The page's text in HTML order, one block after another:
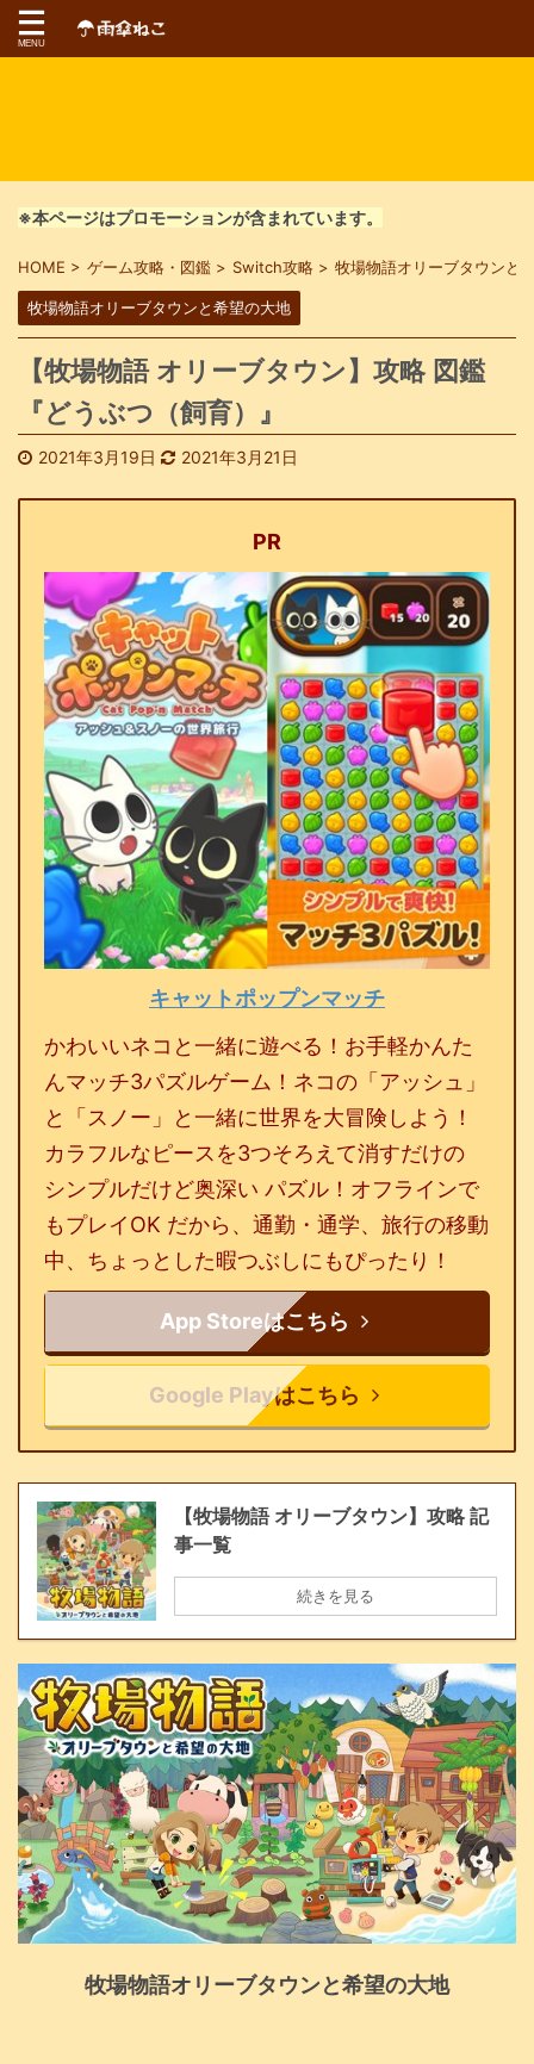
※本ページはプロモーションが含まれています。
HOME > ゲーム攻略・図鑑 > Switch攻略 > 牧場物語オリーブタウンと
牧場物語オリーブタウンと希望の大地
【牧場物語 オリーブタウン】攻略 図鑑
『どうぶつ（飼育）』
2021年3月19日 2021年3月21日
PR
キャットポップンマッチ
かわいいネコと一緒に遊べる！お手軽かんた
んマッチ3パズルゲーム！ネコの「アッシュ」
と「スノー」と一緒に世界を大冒険しよう！
カラフルなピースを3つそろえて消すだけの
シンプルだけど奥深い パズル！オフラインで
もプレイOK だから、通勤・通学、旅行の移動
中、ちょっとした暇つぶしにもぴったり！
App Storeはこちら
Google Playはこちら
【牧場物語 オリーブタウン】攻略 記
事一覧
続きを見る
牧場物語オリーブタウンと希望の大地